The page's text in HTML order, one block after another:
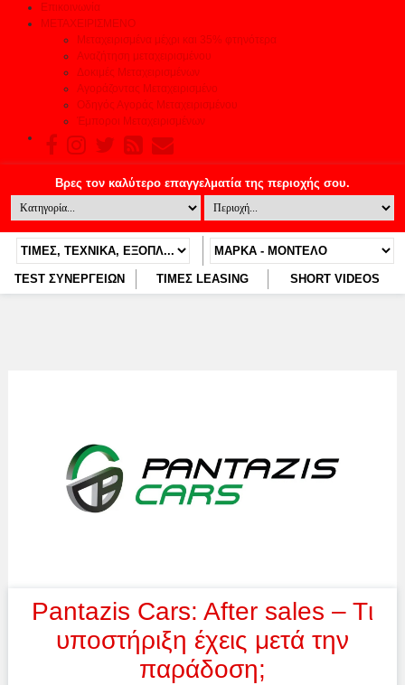
Επικοινωνία
ΜΕΤΑΧΕΙΡΙΣΜΕΝΟ
Μεταχειρισμένα μέχρι και 35% φτηνότερα
Αναζήτηση μεταχειρισμένου
Δοκιμές Μεταχειρισμένων
Αγοράζοντας Μεταχειρισμένο
Οδηγός Αγοράς Μεταχειρισμένου
Έμποροι Μεταχειρισμένων
TEST ΣΥΝΕΡΓΕΙΩΝ ΤΙΜΕΣ LEASING SHORT VIDEOS
Pantazis Cars: After sales – Tι
υποστήριξη έχεις μετά την
παράδοση;